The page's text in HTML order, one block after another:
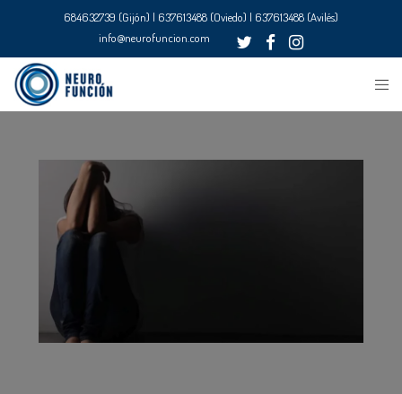
684632739 (Gijón) | 637613488 (Oviedo) | 637613488 (Avilés)
info@neurofuncion.com